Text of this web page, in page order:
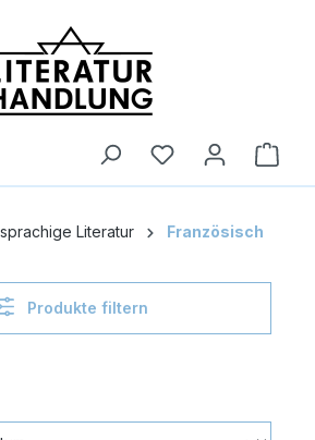
Literatur Französisch
Produkte filtern